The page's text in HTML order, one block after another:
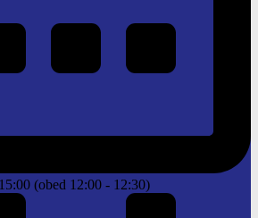
(obed 12:00 - 12:30)